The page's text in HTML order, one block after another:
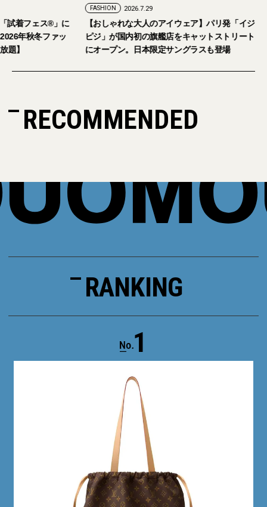
試着フェス®︎」に
年秋冬ファッ
題】
FASHION 2026.7.29
【おしゃれな大人のアイウェア】パリ発「イジ
ピジ」が国内初の旗艦店をキャットストリート
にオープン。日本限定サングラスも登場
RECOMMENDED
RANKING
1